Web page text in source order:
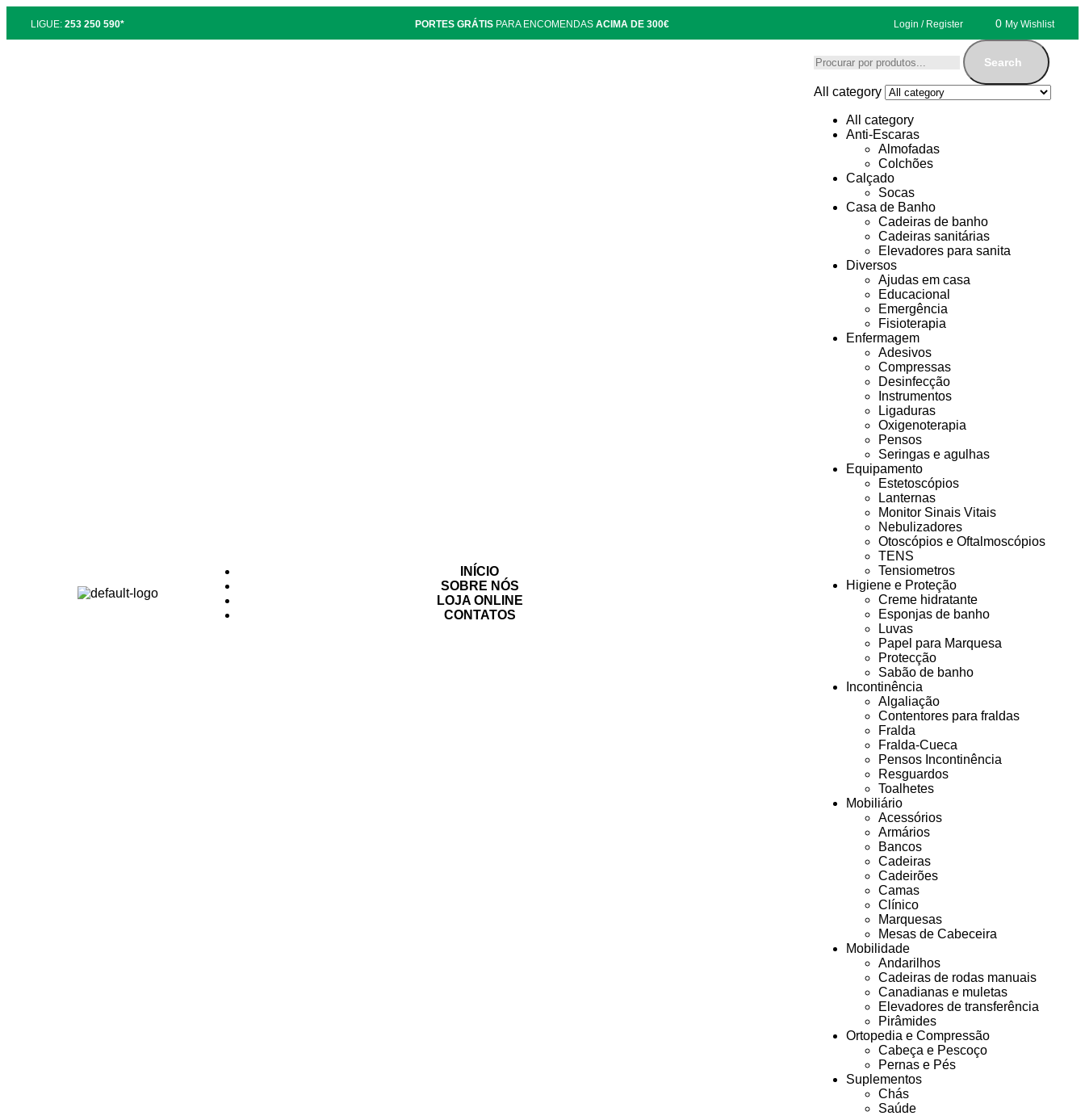
LIGUE: 253 250 590* PORTES GRÁTIS PARA ENCOMENDASACIMA DE 300€ Login / Register 0 My Wishlist
INÍCIO
SOBRE NÓS
LOJA ONLINE
CONTATOS
Search
All category
All category
Anti-Escaras
Almofadas
Colchões
Calçado
Socas
Casa de Banho
Cadeiras de banho
Cadeiras sanitárias
Elevadores para sanita
Diversos
Ajudas em casa
Educacional
Emergência
Fisioterapia
Enfermagem
Adesivos
Compressas
Desinfecção
Instrumentos
Ligaduras
Oxigenoterapia
Pensos
Seringas e agulhas
Equipamento
Estetoscópios
Lanternas
Monitor Sinais Vitais
Nebulizadores
Otoscópios e Oftalmoscópios
TENS
Tensiometros
Higiene e Proteção
Creme hidratante
Esponjas de banho
Luvas
Papel para Marquesa
Protecção
Sabão de banho
Incontinência
Algaliação
Contentores para fraldas
Fralda
Fralda-Cueca
Pensos Incontinência
Resguardos
Toalhetes
Mobiliário
Acessórios
Armários
Bancos
Cadeiras
Cadeirões
Camas
Clínico
Marquesas
Mesas de Cabeceira
Mobilidade
Andarilhos
Cadeiras de rodas manuais
Canadianas e muletas
Elevadores de transferência
Pirâmides
Ortopedia e Compressão
Cabeça e Pescoço
Pernas e Pés
Suplementos
Chás
Saúde